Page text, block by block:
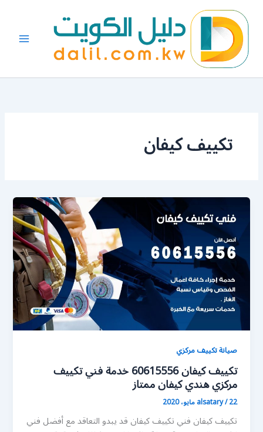
المحتوى
تكييف كيفان
صيانة تكييف مركزي
تكييف كيفان 60615556 خدمة فني تكييف
مركزي هندي كيفان ممتاز
alsatary/22 مايو، 2020
تكييف كيفان فني تكييف كيفان قد يبدو التعاقد مع أفضل فني